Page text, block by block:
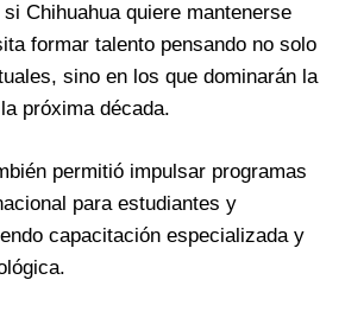
Chihuahua quiere mantenerse
formar talento pensando no solo
sino en los que dominarán la
próxima década.
permitió impulsar programas
para estudiantes y
capacitación especializada y